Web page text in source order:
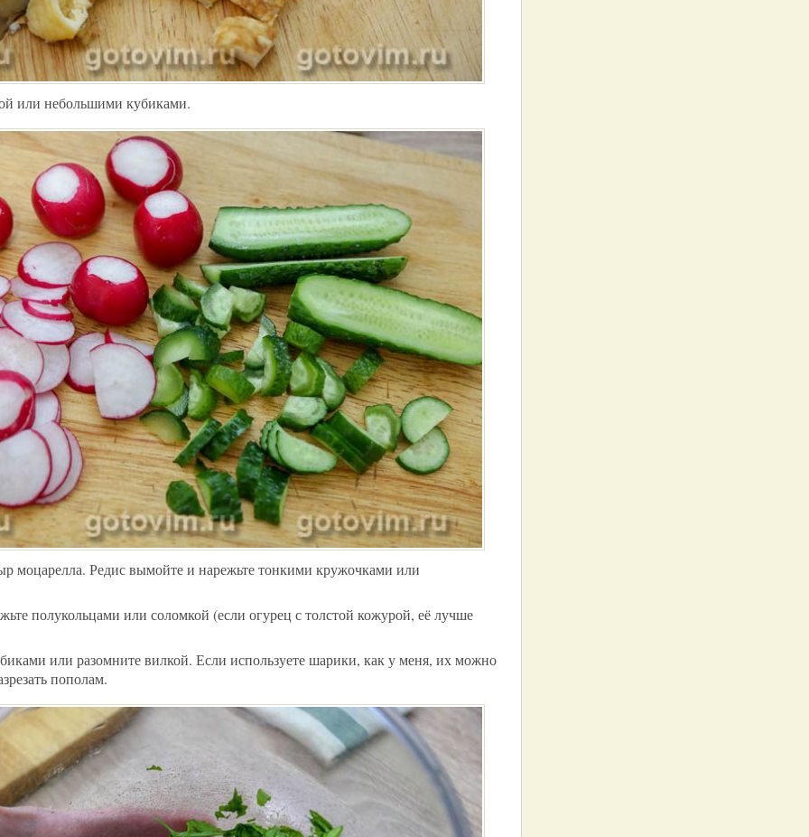
или небольшими кубиками.
моцарелла. Редис вымойте и нарежьте тонкими кружочками или
полукольцами или соломкой (если огурец с толстой кожурой, её лучше
или разомните вилкой. Если используете шарики, как у меня, их можно
пополам.